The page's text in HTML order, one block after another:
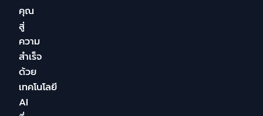
คุณ
สู่
ความ
สำเร็จ
ด้วย
เทคโนโลยี
AI